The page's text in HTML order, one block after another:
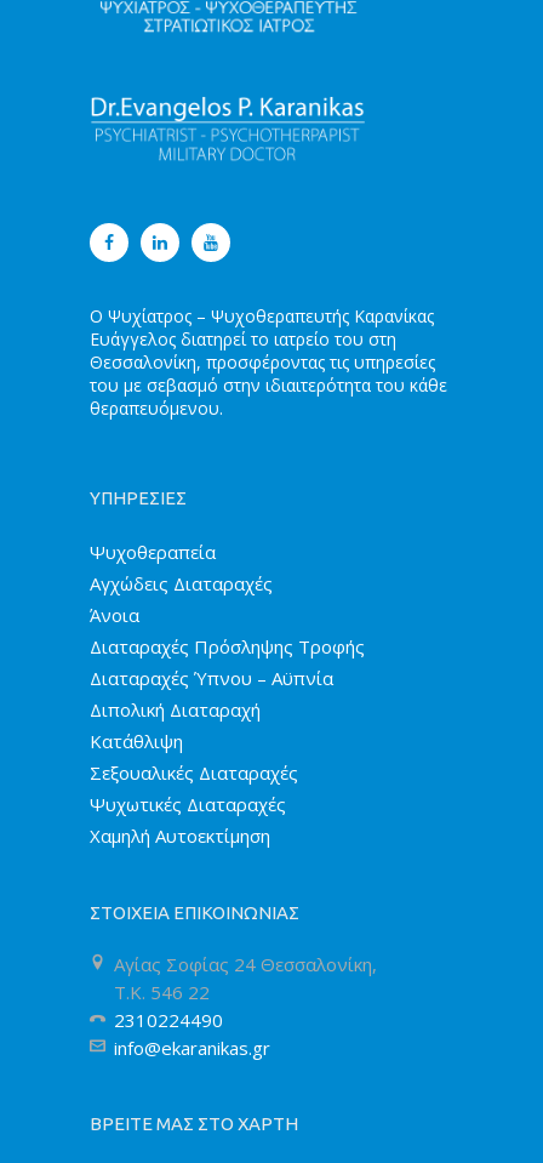
Ο Ψυχίατρος – Ψυχοθεραπευτής Καρανίκας
Ευάγγελος διατηρεί το ιατρείο του στη
Θεσσαλονίκη, προσφέροντας τις υπηρεσίες
του με σεβασμό στην ιδιαιτερότητα του κάθε
θεραπευόμενου.
ΥΠΗΡΕΣΙΕΣ
Ψυχοθεραπεία
Αγχώδεις Διαταραχές
Άνοια
Διαταραχές Πρόσληψης Τροφής
Διαταραχές Ύπνου – Αϋπνία
Διπολική Διαταραχή
Κατάθλιψη
Σεξουαλικές Διαταραχές
Ψυχωτικές Διαταραχές
Χαμηλή Αυτοεκτίμηση
ΣΤΟΙΧΕΙΑ ΕΠΙΚΟΙΝΩΝΙΑΣ
Αγίας Σοφίας 24 Θεσσαλονίκη,
T.K. 546 22
2310224490
info@ekaranikas.gr
ΒΡΕΙΤΕ ΜΑΣ ΣΤΟ ΧΑΡΤΗ